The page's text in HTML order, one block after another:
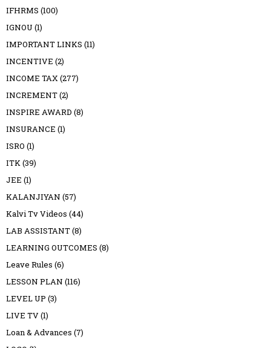
IFHRMS (100)
IGNOU (1)
IMPORTANT LINKS (11)
INCENTIVE (2)
INCOME TAX(277)
INCREMENT(2)
INSPIRE AWARD (8)
INSURANCE (1)
ISRO (1)
ITK(39)
JEE (1)
KALANJIYAN (57)
Kalvi Tv Videos (44)
LAB ASSISTANT(8)
LEARNING OUTCOMES (8)
Leave Rules (6)
LESSON PLAN (116)
LEVEL UP (3)
LIVE TV(1)
Loan & Advances (7)